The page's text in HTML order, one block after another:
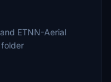
ETNN-Aerial